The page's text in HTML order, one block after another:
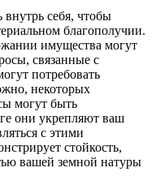
внутрь себя, чтобы
благополучии.
имущества могут
связанные с
потребовать
некоторых
могут быть
они укрепляют ваш
с этими
стойкость,
вашей земной натуры